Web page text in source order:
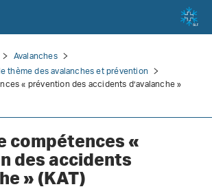
Avalanches
thème des avalanches et prévention
« prévention des accidents d’avalanche »
compétences «
des accidents
» (KAT)